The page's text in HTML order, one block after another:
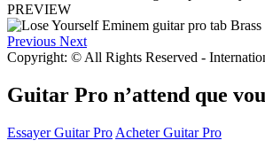
PREVIEW
Previous Next
Copyright: © All Rights Reserved -
Guitar Pro n’attend que
Essayer Guitar Pro Acheter Guitar Pro